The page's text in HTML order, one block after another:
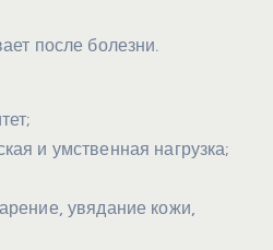
после болезни.
и умственная нагрузка;
увядание кожи,